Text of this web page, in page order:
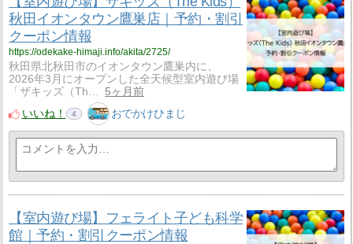
秋田イオンタウン鷹巣店｜予約・割引
クーポン情報
https://odekake-himaji.info/akita/2725/
秋田県北秋田市のイオンタウン鷹巣内に、
2026年3月にオープンした全天候型室内遊び場
「ザキッズ（Th…
5ヶ月前
いいね！
4 おでかけひまじ
【室内遊び場】フェライト子ども科学
館｜予約・割引クーポン情報